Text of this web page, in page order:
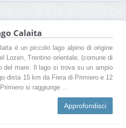
Calaita
è un piccolo lago alpino di origine
Lozen, Trentino orientale, (comune di
del mare. Il lago si trova su un ampio
dista 15 km da Fiera di Primiero e 12
si raggiunge ...
Approfondisci